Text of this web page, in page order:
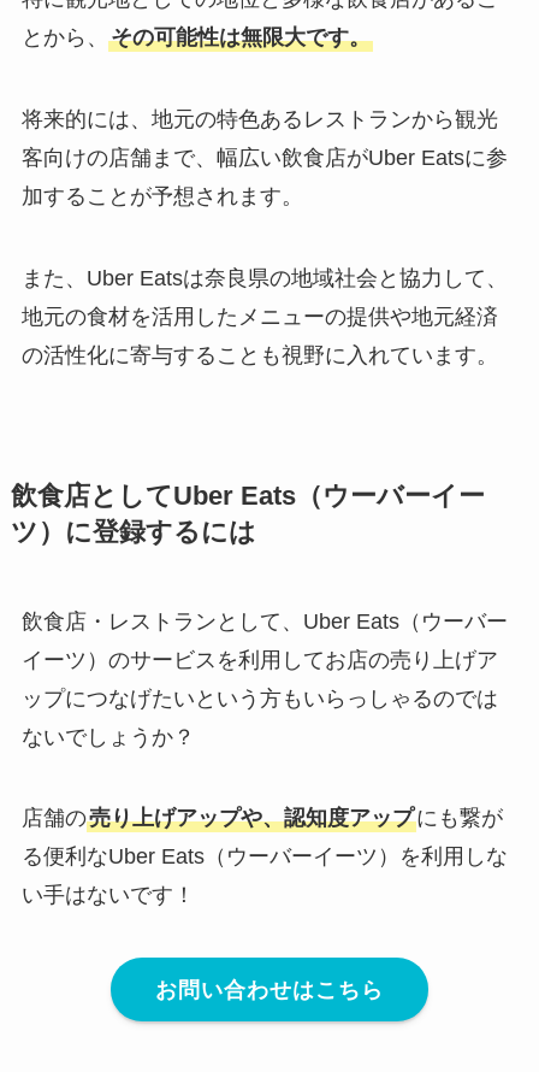
とから、 その可能性は無限大です。
将来的には、地元の特色あるレストランから観光
客向けの店舗まで、幅広い飲食店がUber Eatsに参
加することが予想されます。
また、Uber Eatsは奈良県の地域社会と協力して、
地元の食材を活用したメニューの提供や地元経済
の活性化に寄与することも視野に入れています。
飲食店としてUber Eats（ウーバーイー
ツ）に登録するには
飲食店・レストランとして、Uber Eats（ウーバー
イーツ）のサービスを利用してお店の売り上げア
ップにつなげたいという方もいらっしゃるのでは
ないでしょうか？
店舗の売り上げアップや、認知度アップにも繋が
る便利なUber Eats（ウーバーイーツ）を利用しな
い手はないです！
お問い合わせはこちら